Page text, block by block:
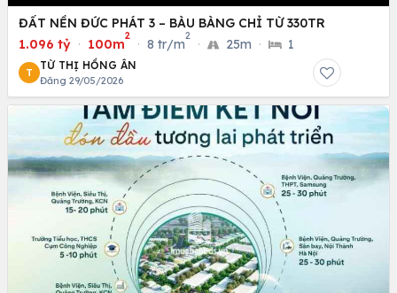
ĐẤT NỀN ĐỨC PHÁT 3 – BÀU BÀNG CHỈ TỪ 330TR
1.096 tỷ · 100m
2
· 8 tr/m
2
· 25m · 1
T
TỪ THỊ HỒNG ÂN
Đăng 29/05/2026